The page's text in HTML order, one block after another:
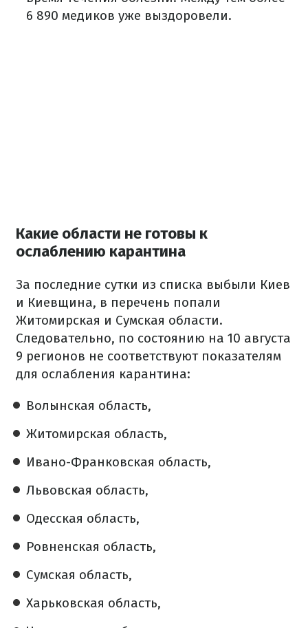
6 890 медиков уже выздоровели.
Какие области не готовы к
ослаблению карантина
За последние сутки из списка выбыли Киев
и Киевщина, в перечень попали
Житомирская и Сумская области.
Следовательно, по состоянию на 10 августа
9 регионов не соответствуют показателям
для ослабления карантина:
Волынская область,
Житомирская область,
Ивано-Франковская область,
Львовская область,
Одесская область,
Ровненская область,
Сумская область,
Харьковская область,